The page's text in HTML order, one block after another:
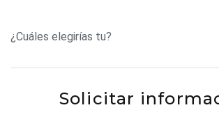
¿Cuáles elegirías tu?
Solicitar